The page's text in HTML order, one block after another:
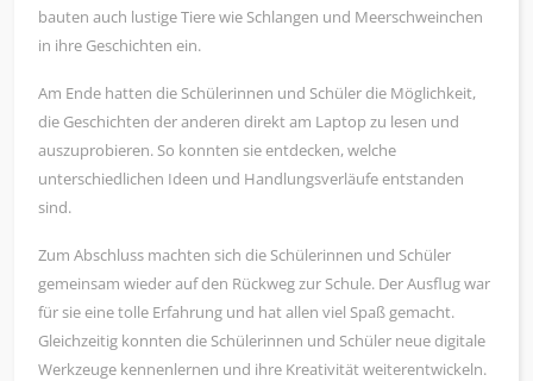
bauten auch lustige Tiere wie Schlangen und Meerschweinchen
in ihre Geschichten ein.
Am Ende hatten die Schülerinnen und Schüler die Möglichkeit,
die Geschichten der anderen direkt am Laptop zu lesen und
auszuprobieren. So konnten sie entdecken, welche
unterschiedlichen Ideen und Handlungsverläufe entstanden
sind.
Zum Abschluss machten sich die Schülerinnen und Schüler
gemeinsam wieder auf den Rückweg zur Schule. Der Ausflug war
für sie eine tolle Erfahrung und hat allen viel Spaß gemacht.
Gleichzeitig konnten die Schülerinnen und Schüler neue digitale
Werkzeuge kennenlernen und ihre Kreativität weiterentwickeln.